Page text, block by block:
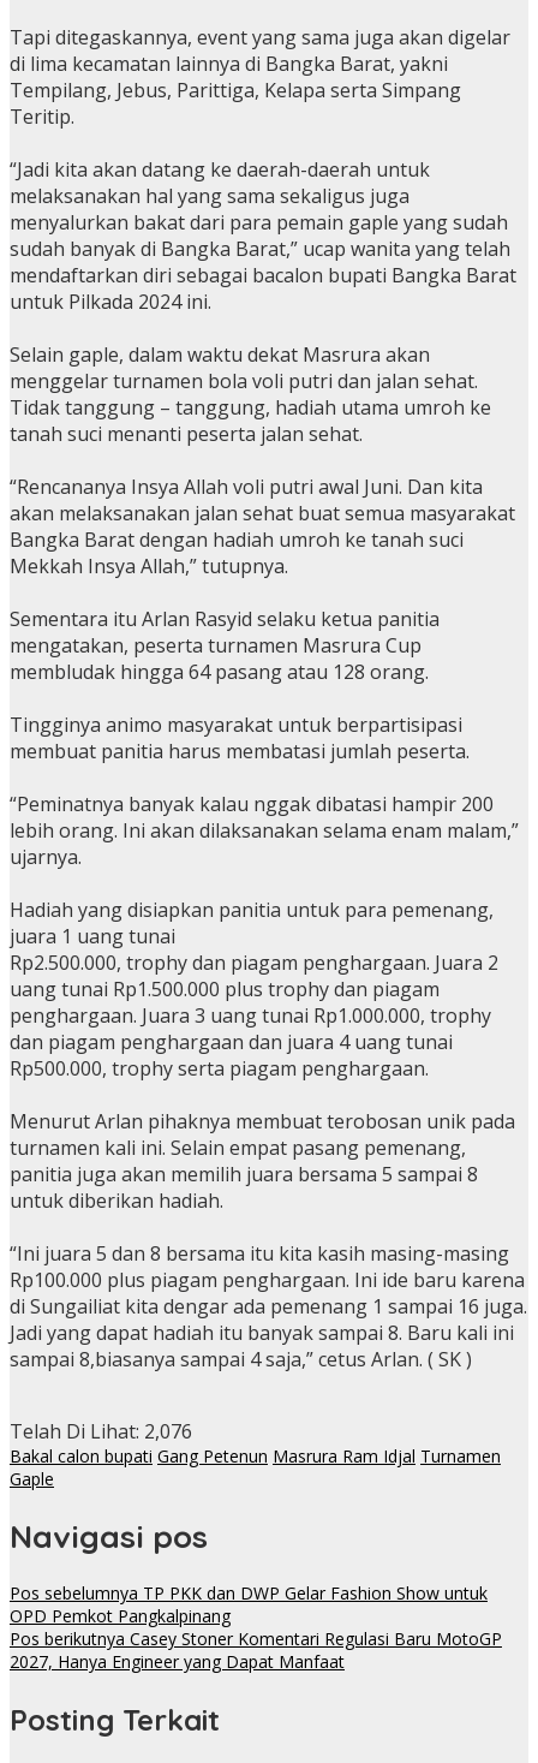
Tapi ditegaskannya, event yang sama juga akan digelar
di lima kecamatan lainnya di Bangka Barat, yakni
Tempilang, Jebus, Parittiga, Kelapa serta Simpang
Teritip.
“Jadi kita akan datang ke daerah-daerah untuk
melaksanakan hal yang sama sekaligus juga
menyalurkan bakat dari para pemain gaple yang sudah
sudah banyak di Bangka Barat,” ucap wanita yang telah
mendaftarkan diri sebagai bacalon bupati Bangka Barat
untuk Pilkada 2024 ini.
Selain gaple, dalam waktu dekat Masrura akan
menggelar turnamen bola voli putri dan jalan sehat.
Tidak tanggung – tanggung, hadiah utama umroh ke
tanah suci menanti peserta jalan sehat.
“Rencananya Insya Allah voli putri awal Juni. Dan kita
akan melaksanakan jalan sehat buat semua masyarakat
Bangka Barat dengan hadiah umroh ke tanah suci
Mekkah Insya Allah,” tutupnya.
Sementara itu Arlan Rasyid selaku ketua panitia
mengatakan, peserta turnamen Masrura Cup
membludak hingga 64 pasang atau 128 orang.
Tingginya animo masyarakat untuk berpartisipasi
membuat panitia harus membatasi jumlah peserta.
“Peminatnya banyak kalau nggak dibatasi hampir 200
lebih orang. Ini akan dilaksanakan selama enam malam,”
ujarnya.
Hadiah yang disiapkan panitia untuk para pemenang,
juara 1 uang tunai
Rp2.500.000, trophy dan piagam penghargaan. Juara 2
uang tunai Rp1.500.000 plus trophy dan piagam
penghargaan. Juara 3 uang tunai Rp1.000.000, trophy
dan piagam penghargaan dan juara 4 uang tunai
Rp500.000, trophy serta piagam penghargaan.
Menurut Arlan pihaknya membuat terobosan unik pada
turnamen kali ini. Selain empat pasang pemenang,
panitia juga akan memilih juara bersama 5 sampai 8
untuk diberikan hadiah.
“Ini juara 5 dan 8 bersama itu kita kasih masing-masing
Rp100.000 plus piagam penghargaan. Ini ide baru karena
di Sungailiat kita dengar ada pemenang 1 sampai 16 juga.
Jadi yang dapat hadiah itu banyak sampai 8. Baru kali ini
sampai 8,biasanya sampai 4 saja,” cetus Arlan. ( SK )
Telah Di Lihat: 2,076
Bakal calon bupati Gang Petenun Masrura Ram Idjal Turnamen
Gaple
Navigasi pos
Pos sebelumnya TP PKK dan DWP Gelar Fashion Show untuk
OPD Pemkot Pangkalpinang
Pos berikutnya Casey Stoner Komentari Regulasi Baru MotoGP
2027, Hanya Engineer yang Dapat Manfaat
Posting Terkait